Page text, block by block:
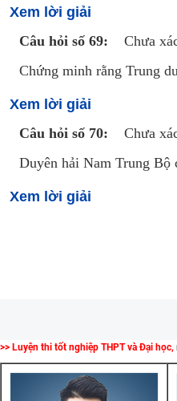
Xem lời giải
Câu hỏi số 69:
Chưa
Chứng minh rằng Trung
Xem lời giải
Câu hỏi số 70:
Chưa
Duyên hải Nam Trung Bộ
Xem lời giải
>> Luyện thi tốt nghiệp THPT và Đại học,